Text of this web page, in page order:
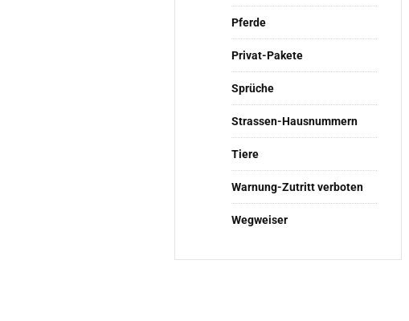
Pferde
Privat-Pakete
Sprüche
Strassen-Hausnummern
Tiere
Warnung-Zutritt verboten
Wegweiser